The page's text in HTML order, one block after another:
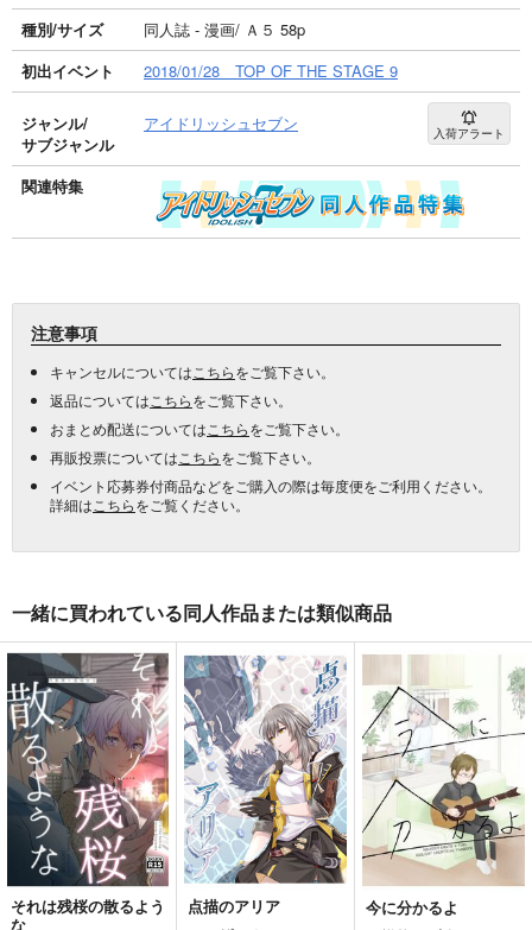
種別/サイズ
同人誌 - 漫画/ Ａ５ 58p
初出イベント
2018/01/28 TOP OF THE STAGE 9
ジャンル/
サブジャンル
アイドリッシュセブン 入荷アラート
関連特集
注意事項
キャンセルについては こちらをご覧下さい。
返品については こちらをご覧下さい。
おまとめ配送については こちらをご覧下さい。
再販投票については こちらをご覧下さい。
イベント応募券付商品などをご購入の際は毎度便をご利用ください。
詳細は こちらをご覧ください。
一緒に買われている同人作品または類似商品
それは残桜の散るよう
な
点描のアリア
今に分かるよ